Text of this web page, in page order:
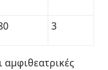
3
αμφιθεατρικές